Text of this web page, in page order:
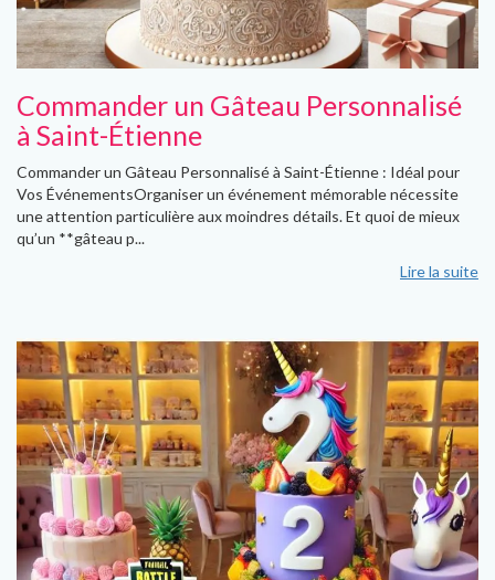
Commander un Gâteau Personnalisé
à Saint-Étienne
Commander un Gâteau Personnalisé à Saint-Étienne : Idéal pour
Vos ÉvénementsOrganiser un événement mémorable nécessite
une attention particulière aux moindres détails. Et quoi de mieux
qu’un **gâteau p...
Lire la suite